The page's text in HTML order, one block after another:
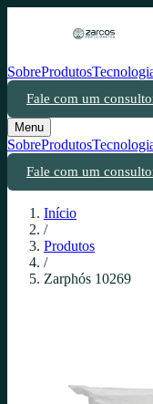
SobreProdutos
Fale com um
Menu
SobreProdutos
Fale com um
Início
/
Produtos
/
Zarphós 10269